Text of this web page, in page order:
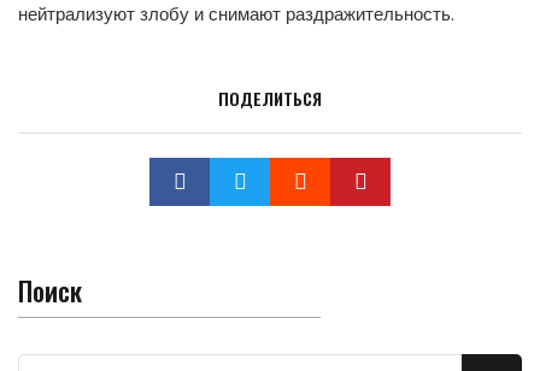
нейтрализуют злобу и снимают раздражительность.
ПОДЕЛИТЬСЯ
Поиск